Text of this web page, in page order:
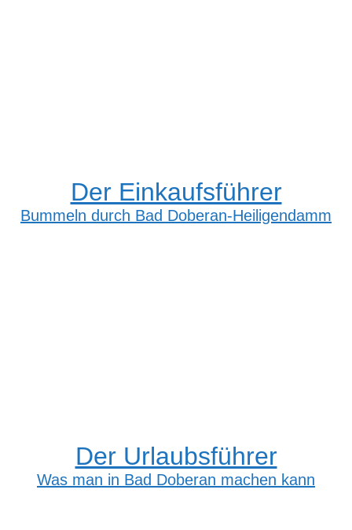
Der Einkaufsführer
Bummeln durch Bad Doberan-Heiligendamm
Der Urlaubsführer
Was man in Bad Doberan machen kann